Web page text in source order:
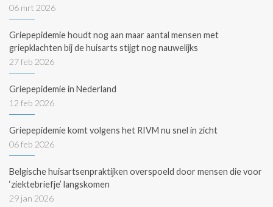
06 mrt 2026
Griepepidemie houdt nog aan maar aantal mensen met
griepklachten bij de huisarts stijgt nog nauwelijks
27 feb 2026
Griepepidemie in Nederland
12 feb 2026
Griepepidemie komt volgens het RIVM nu snel in zicht
06 feb 2026
Belgische huisartsenpraktijken overspoeld door mensen die voor
‘ziektebriefje’ langskomen
29 jan 2026